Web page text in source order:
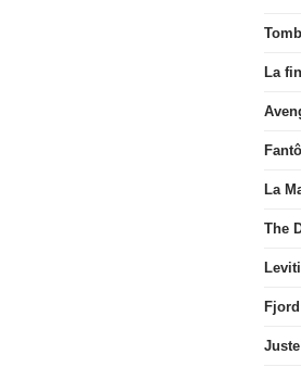
La
La
The
Fjord